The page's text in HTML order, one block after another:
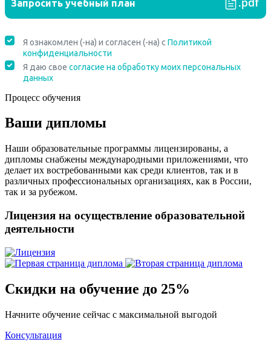
Процесс обучения
Ваши дипломы
Наши образовательные программы лицензированы, а
дипломы снабжены международными приложениями, что
делает их востребованными как среди клиентов, так и в
различных профессиональных организациях, как в России,
так и за рубежом.
Лицензия на осуществление образовательной
деятельности
Скидки на обучение до 25%
Начните обучение сейчас с максимальной выгодой
Консультация